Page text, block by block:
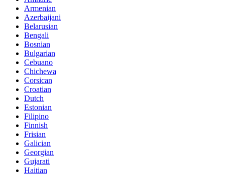
Armenian
Azerbaijani
Belarusian
Bengali
Bosnian
Bulgarian
Cebuano
Chichewa
Corsican
Croatian
Dutch
Estonian
Filipino
Finnish
Frisian
Galician
Georgian
Gujarati
Haitian